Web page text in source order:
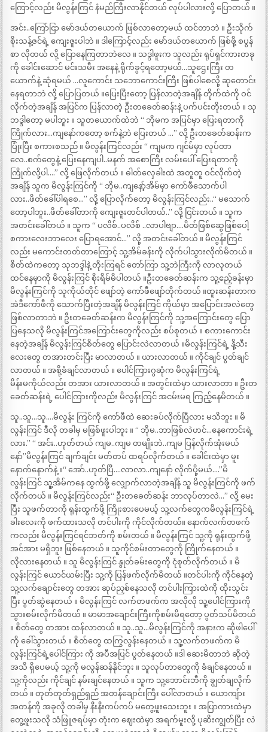
ကြောင့်လည်း မိလွန်းကြင် နံမည်ကြီးလာနိုင်တယ် လုပ်ပါလားလို့ ပြောတယ် ။
အင်း..ကြော်ငြာ မော်ဒယ်တယောက် ဖြစ်လာတော့မယ် ထင်တာဘဲ ။ ဦးသိုက်
စိုးသန့်ဇင်ရဲ့ ကျေးဇူးပါဘဲ ။ ဒါကြောင့်လည်း မော်ဒယ်တယောက် ဖြစ်ဖို့ စပွန်
စာ လိုတယ် လို့ ပြောနေကြတာဘဲလေ ။ သဒ္ဒါဖူးက သူလည်း ရုပ်ရှင်ကားတခု
ကို ခေါင်းဆောင် မင်းသမီး အနေနဲ့ ရိုက်ခွင့်ရတော့မယ်…သူဌေးကြီး တ
ယောက်နဲ့ ဆုံရမယ် …လူကောင်း သဘောကောင်းကြီး ဖြစ်ပါစေလို့ ဆုတောင်း
နေရတာဘဲ လို့ ပြောပြတယ် ။ပြေးပြီးတော့ ပြန်လာတဲ့အချိန် တိုက်ထဲကို ဝင်
လိုက်တဲ့အချိန် အပြင်က ပြန်လာတဲ့ ဦးတခေတ်ဆန်းနဲ့ ပက်ပင်းတိုးတယ် ။ သု
ဘဒ္ဒါတော့ မပါဘူး ။ သူတယောက်ထဲဘဲ “ ဘိုမက အပြင်မှာ ပြေးရတာကို
ကြိုက်လား…ကျနော်ကတော့ စက်နဲ့ဘဲ ပြေးတယ် …” လို့ ဦးတခေတ်ဆန်းက
ပြုံးပြီး စကားစသည် ။ မိလွန်းကြင်လည်း “ ကျမက ဂျင်မ်မှာ လုပ်တာ
လေ..စက်တွေနဲ့ ပြေးနေကျပါ..မနက် အစောကြီး လမ်းပေါ် ပြေးရတာကို
ကြိုက်လို့ပါ….” လို့ ဖြေလိုက်တယ် ။ ဓါတ်လှေခါးထဲ အတူတူ ဝင်လိုက်တဲ့
အချိန် သူက မိလွန်းကြင်ကို “ ဘိုမ..ကျနော့်အိမ်မှာ ကော်ဖီသောက်ပါ
လား..ဖိတ်ခေါ်ပါရစေ…” လို့ ပြောလိုက်တော့ မိလွန်းကြင်လည်း..“ မသောက်
တော့ပါဘူး..ဖိတ်ခေါ်တာကို ကျေးဇူးတင်ပါတယ်..” လို့ ငြင်းတယ် ။ သူက
အတင်းခေါ်တယ် ။ သူက “ ပလိစ်..ပလိစ် ..လာပါဗျာ….မိတ်ဖြစ်ဆွေဖြစ်ပေါ့
စကားလေးဘာလေး ပြောရအောင်…” လို့ အတင်းခေါ်တယ် ။ မိလွန်းကြင်
လည်း မကောင်းတတ်တာကြောင့် သူ့အိမ်ခန်းကို လိုက်ပါသွားလိုက်မိတယ် ။
စိတ်ထဲကတော့ သုဘဒ္ဒါနဲ့ တိုးကြရင် တော်ကြာ သူ့ဘဲကြီးကို လာလုတယ်
ထင်နေမှာကို မိလွန်းကြင် စိုးရိမ်မိပါတယ် ။ဦးတခေတ်ဆန်းက သူ့ဧည့်ခန်းမှာ
မိလွန်းကြင်ကို သူကိုယ်တိုင် ဖျော်တဲ့ ကော်ဖီဖျော်တိုက်တယ် ။ထူးဆန်းတာက
အဲဒီကော်ဖီကို သောက်ပြီးတဲ့အချိန် မိလွန်းကြင် ကိုယ်မှာ အပြောင်းအလဲတွေ
ဖြစ်လာတာဘဲ ။ ဦးတခေတ်ဆန်းက မိလွန်းကြင်ကို သူ့အကြောင်းတွေ ပြော
ပြနေသလို မိလွန်းကြင်အကြောင်းတွေကိုလည်း စပ်စုတယ် ။ စကားကောင်း
နေတဲ့အချိန် မိလွန်းကြင်စိတ်တွေ ပြောင်းလဲလာတယ် ။မိလွန်းကြင်ရဲ့ နို့သီး
လေးတွေ တအားတင်းပြီး မာလာတယ် ။ ယားလာတယ် ။ ကိုင်ချင် ပွတ်ချင်
လာတယ် ။ အစို့ခံချင်လာတယ် ။ ပေါင်ကြားဂွဆုံက မိလွန်းကြင်ရဲ့
မိန်းမကိုယ်လည်း တအား ယားလာတယ် ။ အတွင်းထဲမှာ ယားလာတာ ။ ဦးတ
ခေတ်ဆန်းရဲ့ ပေါင်ကြားကိုလည်း မိလွန်းကြင် အငမ်းမရ ကြည့်နေမိတယ် ။
သူ..သူ…သူ….မိလွန်း ကြင်ကို ကော်ဖီထဲ ဆေးခပ်လိုက်ပြီလား မသိဘူး ။ မိ
လွန်းကြင် ဒီလို တခါမှ မဖြစ်ဖူးပါဘူး ။ “ ဘိုမ..ဘာဖြစ်လဲဟင်…နေကောင်းရဲ့
လား.” “ အင်း..ဟုတ်တယ် ကျမ..ကျမ တမျိုးဘဲ..ကျမ ပြန်လိုက်အုံးမယ်
နော်”မိလွန်းကြင် ချက်ချင်း မတ်တပ် ထရပ်လိုက်တယ် ။ ခေါင်းထဲမှာ မူး
နောက်နောက်နဲ့ ။“ အော်..ဟုတ်ပြီ….လာလာ..ကျနော် လိုက်ပို့မယ်….”မိ
လွန်းကြင် သူ့အိမ်ကနေ ထွက်ဖို့ လျှောက်လာတဲ့အချိန် သူ မိလွန်းကြင်ကို ဖက်
လိုက်တယ် ။ မိလွန်းကြင်လည်း“ ဦးတခေတ်ဆန်း ဘာလုပ်တာလဲ…” လို့ မေး
ပြီး သူဖက်တာကို ရုန်းထွက်ဖို့ ကြိုးစားပေမယ့် သူ့လက်တွေကမိလွန်းကြင်ရဲ့
ခါးလေးကို ဖက်ထားသလို တင်ပါးကို ကိုင်လိုက်တယ်။ နောက်လက်တဖက်
ကလည်း မိလွန်းကြင်ရင်ဘတ်ကို စမ်းတယ် ။ မိလွန်းကြင် သူ့ကို ရုန်းထွက်ဖို့
အင်အား မရှိဘူး ဖြစ်နေတယ် ။ သူကိုင်စမ်းတာတွေကို ကြိုက်နေတယ် ။
လိုလားနေတယ် ။ သူ မိလွန်းကြင် နွုတ်ခမ်းတွေကို ငုံစုတ်လိုက်တယ် ။ မိ
လွန်းကြင် ယောင်ယမ်းပြီး သူ့ကို ပြန်ဖက်လိုက်မိတယ် ။တင်ပါးကို ကိုင်နေတဲ့
သူ့လက်ချောင်းတွေ တအား ဆုပ်ညှစ်နေသလို တင်ပါးကြားထဲကို ထိုးသွင်း
ပြီး ပွတ်ဆွဲနေတယ် ။ မိလွန်းကြင် လက်တဖက်က အလိုလို သူ့ပေါင်ကြားကို
သွားစမ်းလိုက်မိတယ် ။ မာမာအချောင်းကြီးကိုစမ်းမိရတော့ ပွတ်သပ်မိတယ်
။ စိတ်တွေ တအား ထန်လာတယ် ။ သူ..သူ…မိလွန်းကြင်ကို အနားက ဆိုဖါပေါ်
ကို ခေါ်သွားတယ် ။ စိတ်တွေ ထကြွလွန်းနေတယ် ။ သူ့လက်တဖက်က မိ
လွန်းကြင်ရဲ့ပေါင်ကြား ကို အပီအပြင် ပွတ်နေတယ် ။ဒါ ဆေးမိတာဘဲ ဆိုတဲ့
အသိ ရှိပေမယ့် သူ့ကို မလွန်ဆန်နိုင်ဘူး ။ သူလုပ်တာတွေကို ခံချင်နေတယ် ။
သူ့ကိုလည်း ကိုင်ချင် နမ်းချင်နေတယ် ။ သူက သူ့ဘောင်းဘီကို ချွတ်ချလိုက်
တယ် ။ တုတ်တုတ်ရှည်ရှည် အတန်ချောင်းကြီး ပေါ်လာတယ် ။ ယောကျ်ား
အတန်ကို အခုလို တခါမှ နီးနီးကပ်ကပ် မတွေ့ဖူးသေးဘူး ။ အပြာကားထဲမှာ
တွေ့ဖူးသလို သံဖြူဇရပ်မှာ တုံးက ဈေးထဲမှာ အရက်မူးလို့ ပုဆိးကျွတ်ပြီး လဲ